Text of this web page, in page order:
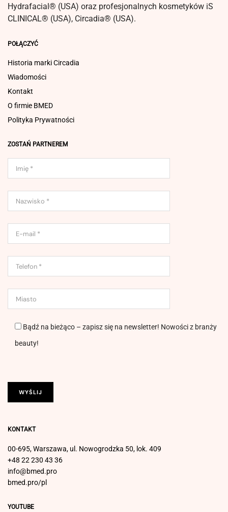
Hydrafacial® (USA) oraz profesjonalnych kosmetyków iS
CLINICAL® (USA), Circadia® (USA).
POŁĄCZYĆ
Historia marki Circadia
Wiadomości
Kontakt
O firmie BMED
Polityka Prywatności
ZOSTAŃ PARTNEREM
Bądź na bieżąco – zapisz się na newsletter! Nowości z branży
beauty!
KONTAKT
00-695, Warszawa, ul. Nowogrodzka 50, lok. 409
+48 22 230 43 36
info@bmed.pro
bmed.pro/pl
YOUTUBE